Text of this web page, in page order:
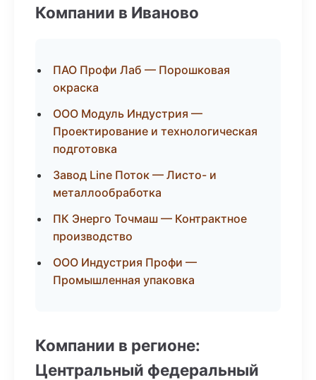
Компании в Иваново
ПАО Профи Лаб — Порошковая
окраска
ООО Модуль Индустрия —
Проектирование и технологическая
подготовка
Завод Line Поток — Листо- и
металлообработка
ПК Энерго Точмаш — Контрактное
производство
ООО Индустрия Профи —
Промышленная упаковка
Компании в регионе:
Центральный федеральный